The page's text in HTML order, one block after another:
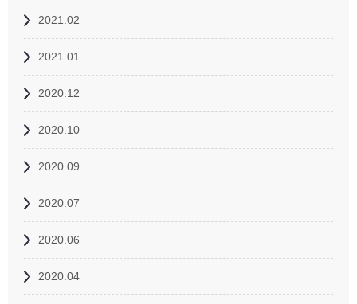
2021.02
2021.01
2020.12
2020.10
2020.09
2020.07
2020.06
2020.04